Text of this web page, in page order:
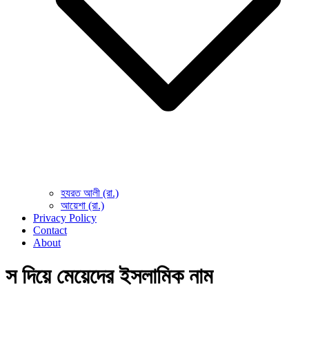
হযরত আলী (রা.)
আয়েশা (রা.)
Privacy Policy
Contact
About
স দিয়ে মেয়েদের ইসলামিক নাম